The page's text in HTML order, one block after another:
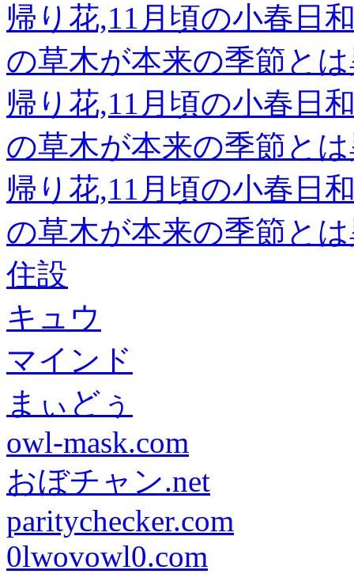
帰り花,11月頃の小春日
の草木が本来の季節と
帰り花,11月頃の小春日
の草木が本来の季節と
帰り花,11月頃の小春日
の草木が本来の季節と
住設
キュウ
マインド
まぃどぅ
owl-mask.com
おぼチャン.net
paritychecker.com
0lwovowl0.com